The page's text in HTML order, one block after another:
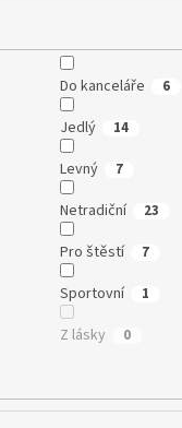
Do kanceláře 6
Jedlý 14
Levný 7
Netradiční 23
Pro štěstí 7
Sportovní 1
Z lásky 0